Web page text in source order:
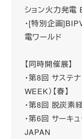
ション火力発電
・[特別企画
電ワールド
【同時開催展】
・第8回 サステ
WEEK）【春】
・第8回 脱炭素
・第6回 サーキ
JAPAN